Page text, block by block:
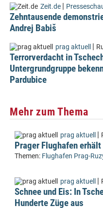
Zeit.de |
Zehntausende
Andrej Babiš
prag aktuell |
Terrorverdacht in
Untergrundgruppe
Pardubice
Mehr zum Thema
prag aktuell |
Prager Flughafen
Themen: Flughafen Prag-
prag aktuell |
Schnee und Eis: In
Hunderte Züge aus